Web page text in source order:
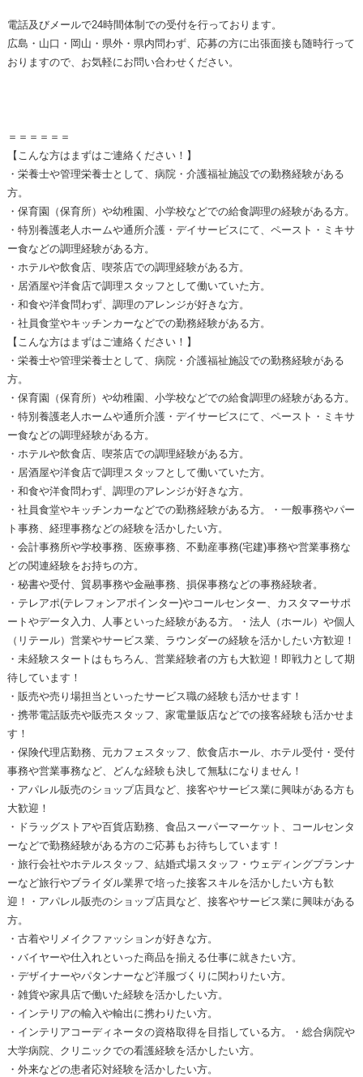
電話及びメールで24時間体制での受付を行っております。
広島・山口・岡山・県外・県内問わず、応募の方に出張面接も随時行って
おりますので、お気軽にお問い合わせください。
＝＝＝＝＝＝
【こんな方はまずはご連絡ください！】
・栄養士や管理栄養士として、病院・介護福祉施設での勤務経験がある
方。
・保育園（保育所）や幼稚園、小学校などでの給食調理の経験がある方。
・特別養護老人ホームや通所介護・デイサービスにて、ペースト・ミキサ
ー食などの調理経験がある方。
・ホテルや飲食店、喫茶店での調理経験がある方。
・居酒屋や洋食店で調理スタッフとして働いていた方。
・和食や洋食問わず、調理のアレンジが好きな方。
・社員食堂やキッチンカーなどでの勤務経験がある方。
【こんな方はまずはご連絡ください！】
・栄養士や管理栄養士として、病院・介護福祉施設での勤務経験がある
方。
・保育園（保育所）や幼稚園、小学校などでの給食調理の経験がある方。
・特別養護老人ホームや通所介護・デイサービスにて、ペースト・ミキサ
ー食などの調理経験がある方。
・ホテルや飲食店、喫茶店での調理経験がある方。
・居酒屋や洋食店で調理スタッフとして働いていた方。
・和食や洋食問わず、調理のアレンジが好きな方。
・社員食堂やキッチンカーなどでの勤務経験がある方。・一般事務やパー
ト事務、経理事務などの経験を活かしたい方。
・会計事務所や学校事務、医療事務、不動産事務(宅建)事務や営業事務な
どの関連経験をお持ちの方。
・秘書や受付、貿易事務や金融事務、損保事務などの事務経験者。
・テレアポ(テレフォンアポインター)やコールセンター、カスタマーサポ
ートやデータ入力、人事といった経験がある方。・法人（ホール）や個人
（リテール）営業やサービス業、ラウンダーの経験を活かしたい方歓迎！
・未経験スタートはもちろん、営業経験者の方も大歓迎！即戦力として期
待しています！
・販売や売り場担当といったサービス職の経験も活かせます！
・携帯電話販売や販売スタッフ、家電量販店などでの接客経験も活かせま
す！
・保険代理店勤務、元カフェスタッフ、飲食店ホール、ホテル受付・受付
事務や営業事務など、どんな経験も決して無駄になりません！
・アパレル販売のショップ店員など、接客やサービス業に興味がある方も
大歓迎！
・ドラッグストアや百貨店勤務、食品スーパーマーケット、コールセンタ
ーなどで勤務経験がある方のご応募もお待ちしています！
・旅行会社やホテルスタッフ、結婚式場スタッフ・ウェディングプランナ
ーなど旅行やブライダル業界で培った接客スキルを活かしたい方も歓
迎！・アパレル販売のショップ店員など、接客やサービス業に興味がある
方。
・古着やリメイクファッションが好きな方。
・バイヤーや仕入れといった商品を揃える仕事に就きたい方。
・デザイナーやパタンナーなど洋服づくりに関わりたい方。
・雑貨や家具店で働いた経験を活かしたい方。
・インテリアの輸入や輸出に携わりたい方。
・インテリアコーディネータの資格取得を目指している方。・総合病院や
大学病院、クリニックでの看護経験を活かしたい方。
・外来などの患者応対経験を活かしたい方。